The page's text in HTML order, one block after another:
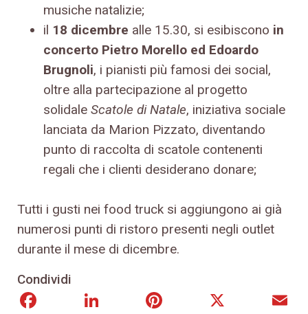
musiche natalizie;
il 18 dicembre alle 15.30, si esibiscono in
concerto Pietro Morello ed Edoardo
Brugnoli, i pianisti più famosi dei social,
oltre alla partecipazione al progetto
solidale Scatole di Natale, iniziativa sociale
lanciata da Marion Pizzato, diventando
punto di raccolta di scatole contenenti
regali che i clienti desiderano donare;
Tutti i gusti nei food truck si aggiungono ai già
numerosi punti di ristoro presenti negli outlet
durante il mese di dicembre.
Condividi
FacebookLinkedIn Pinterest